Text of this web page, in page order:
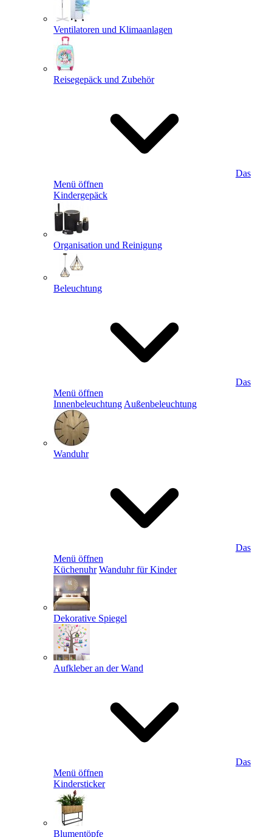
Ventilatoren und Klimaanlagen
Reisegepäck und Zubehör
Das
Menü öffnen
Kindergepäck
Organisation und Reinigung
Beleuchtung
Das
Menü öffnen
Innenbeleuchtung Außenbeleuchtung
Wanduhr
Das
Menü öffnen
Küchenuhr Wanduhr für Kinder
Dekorative Spiegel
Aufkleber an der Wand
Das
Menü öffnen
Kindersticker
Blumentöpfe